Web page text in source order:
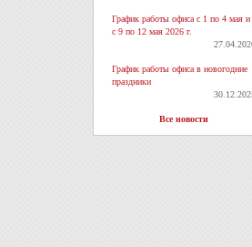
График работы офиса с 1 по 4 мая и
с 9 по 12 мая 2026 г.
График работы офиса в новогодние
праздники
Все новости